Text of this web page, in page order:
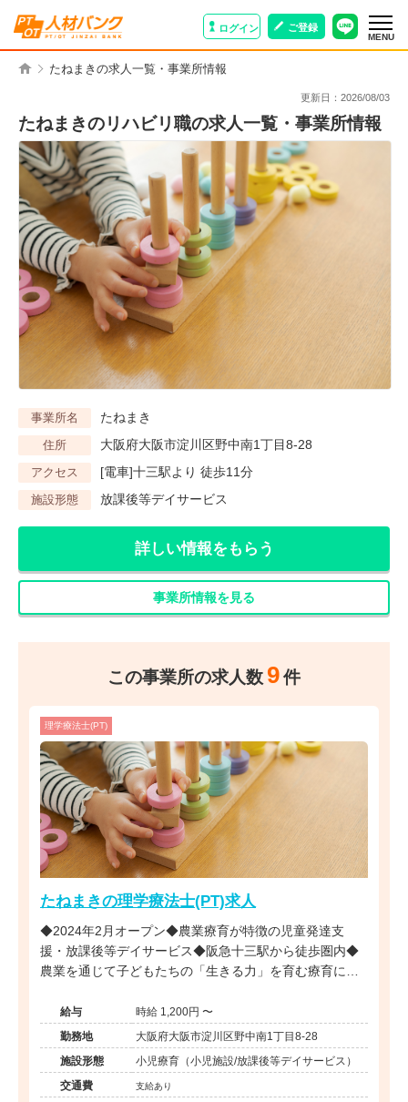
ログイン ご登録
MENU
たねまきの求人一覧・事業所情報
更新日： 2026/08/03
たねまきのリハビリ職の求人一覧・事業所情報
事業所名 たねまき
住所 大阪府大阪市淀川区野中南1丁目8-28
アクセス [電車]十三駅より 徒歩11分
施設形態 放課後等デイサービス
詳しい情報をもらう
事業所情報を見る
この事業所の求人数 9件
理学療法士(PT)
たねまきの理学療法士(PT)求人
◆2024年2月オープン◆農業療育が特徴の児童発達支
援・放課後等デイサービス◆阪急十三駅から徒歩圏内◆
農業を通じて子どもたちの「生きる力」を育む療育に携
給与
時給 1,200円 〜
勤務地
大阪府大阪市淀川区野中南1丁目8-28
施設形態
小児療育（小児施設/放課後等デイサービス）
交通費
支給あり